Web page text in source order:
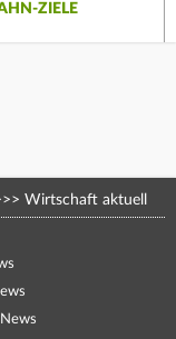
ZIELE
Wirtschaft aktuell